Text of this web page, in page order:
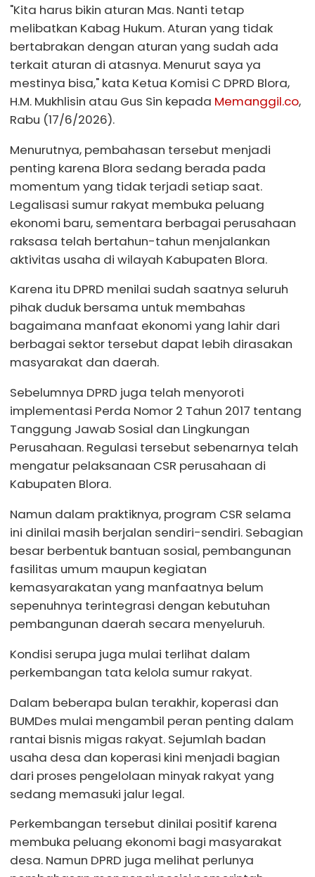
"Kita harus bikin aturan Mas. Nanti tetap
melibatkan Kabag Hukum. Aturan yang tidak
bertabrakan dengan aturan yang sudah ada
terkait aturan di atasnya. Menurut saya ya
mestinya bisa," kata Ketua Komisi C DPRD Blora,
H.M. Mukhlisin atau Gus Sin kepada Memanggil.co,
Rabu (17/6/2026).
Menurutnya, pembahasan tersebut menjadi
penting karena Blora sedang berada pada
momentum yang tidak terjadi setiap saat.
Legalisasi sumur rakyat membuka peluang
ekonomi baru, sementara berbagai perusahaan
raksasa telah bertahun-tahun menjalankan
aktivitas usaha di wilayah Kabupaten Blora.
Karena itu DPRD menilai sudah saatnya seluruh
pihak duduk bersama untuk membahas
bagaimana manfaat ekonomi yang lahir dari
berbagai sektor tersebut dapat lebih dirasakan
masyarakat dan daerah.
Sebelumnya DPRD juga telah menyoroti
implementasi Perda Nomor 2 Tahun 2017 tentang
Tanggung Jawab Sosial dan Lingkungan
Perusahaan. Regulasi tersebut sebenarnya telah
mengatur pelaksanaan CSR perusahaan di
Kabupaten Blora.
Namun dalam praktiknya, program CSR selama
ini dinilai masih berjalan sendiri-sendiri. Sebagian
besar berbentuk bantuan sosial, pembangunan
fasilitas umum maupun kegiatan
kemasyarakatan yang manfaatnya belum
sepenuhnya terintegrasi dengan kebutuhan
pembangunan daerah secara menyeluruh.
Kondisi serupa juga mulai terlihat dalam
perkembangan tata kelola sumur rakyat.
Dalam beberapa bulan terakhir, koperasi dan
BUMDes mulai mengambil peran penting dalam
rantai bisnis migas rakyat. Sejumlah badan
usaha desa dan koperasi kini menjadi bagian
dari proses pengelolaan minyak rakyat yang
sedang memasuki jalur legal.
Perkembangan tersebut dinilai positif karena
membuka peluang ekonomi bagi masyarakat
desa. Namun DPRD juga melihat perlunya